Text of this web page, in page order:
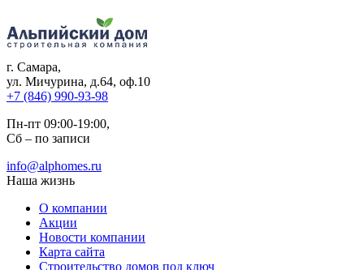
г. Самара,
ул. Мичурина, д.64, оф.10
+7 (846) 990-93-98
Пн-пт 09:00-19:00,
Сб – по записи
info@alphomes.ru
Наша жизнь
О компании
Акции
Новости компании
Карта сайта
Строительство домов под ключ